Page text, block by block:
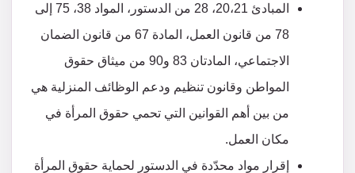
المبادئ 20،21، 28 من الدستور، المواد 38، 75 إلى
78 من قانون العمل، المادة 67 من قانون الضمان
الاجتماعي، المادتان 83 و90 من ميثاق حقوق
المواطن وقانون تنظيم ودعم الوظائف المنزلية هي
من بين أهم القوانين التي تحمي حقوق المرأة في
مكان العمل.
إقرار مواد محدّدة في الدستور لحماية حقوق المرأة